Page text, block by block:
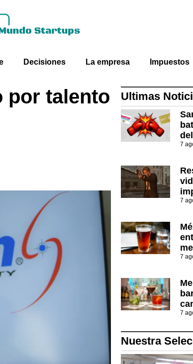
Decisiones La empresa Impuestos
por talento
Ultimas
7
7
7
7
Nuestra